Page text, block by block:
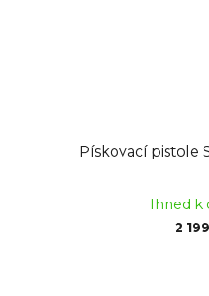
Pískovací pistole
Ihned k
2